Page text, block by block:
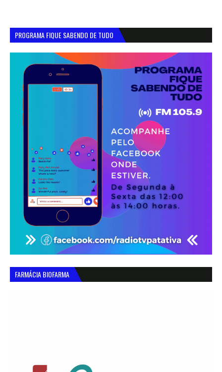
PROGRAMA FIQUE SABENDO DE TUDO
FARMÁCIA BIOFARMA